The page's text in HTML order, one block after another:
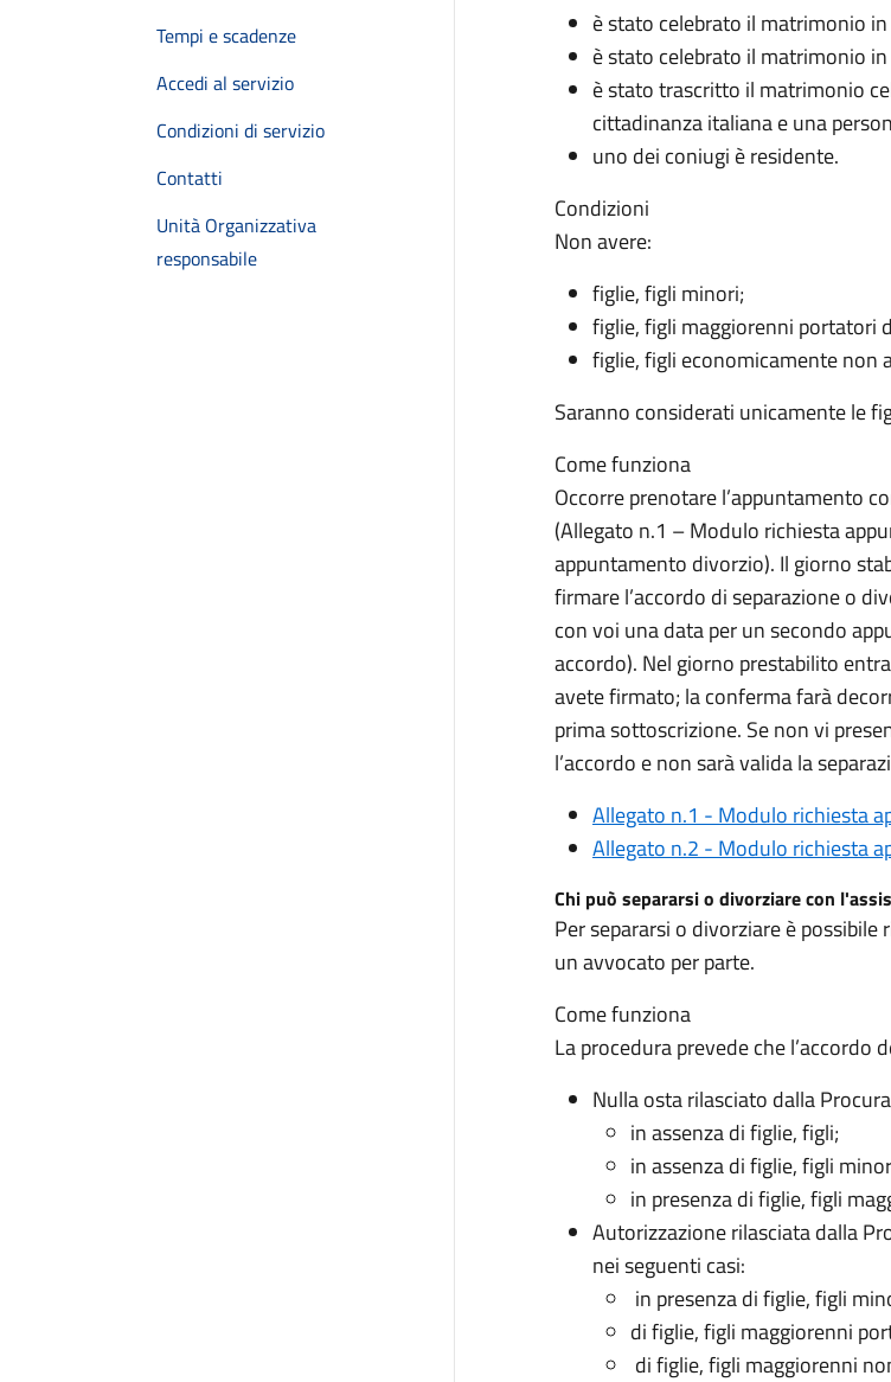
Tempi e scadenze
Accedi al servizio
Condizioni di servizio
Contatti
Unità Organizzativa
responsabile
è stato celebrato il matrimonio
è stato celebrato il matrimonio
è stato trascritto il matrimonio
cittadinanza italiana e una
uno dei coniugi è residente.
Condizioni
Non avere:
figlie, figli minori;
figlie, figli maggiorenni portatori
figlie, figli economicamente non
Saranno considerati unicamente le
Come funziona
Occorre prenotare l’appuntamento
(Allegato n.1 – Modulo richiesta
appuntamento divorzio). Il giorno
firmare l’accordo di separazione o
con voi una data per un secondo
accordo). Nel giorno prestabilito
avete firmato; la conferma farà
prima sottoscrizione. Se non vi
l’accordo e non sarà valida la
Allegato n.1 - Modulo richiesta
Allegato n.2 - Modulo richiesta
Chi può separarsi o divorziare con
Per separarsi o divorziare è
un avvocato per parte.
Come funziona
La procedura prevede che l’accordo
Nulla osta rilasciato dalla
in assenza di figlie, figli;
in assenza di figlie, figli
in presenza di figlie, figli
Autorizzazione rilasciata dalla
nei seguenti casi:
in presenza di figlie, figli
di figlie, figli maggiorenni
di figlie, figli maggiorenni